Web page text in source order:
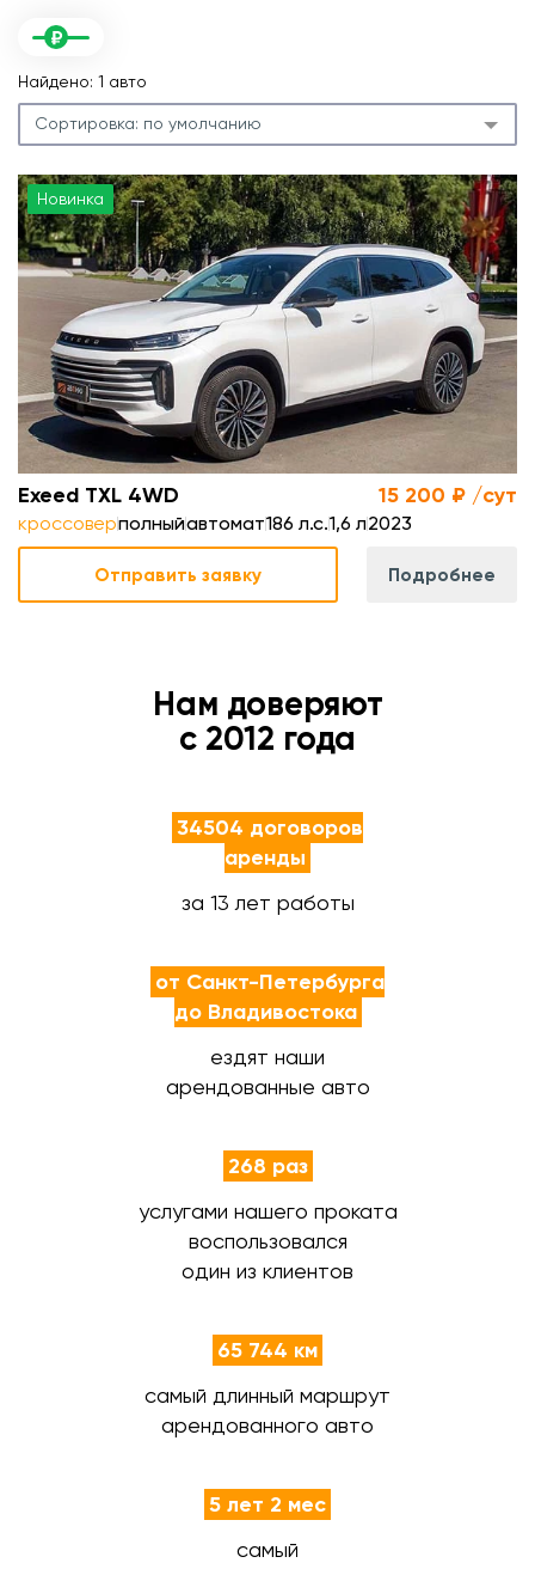
Найдено: 1 авто
Сортировка: по умолчанию
Новинка
Exeed TXL 4WD 15 200 ₽ /сут
кроссоверполныйавтомат186 л.с.1,6 л2023
Отправить заявку Подробнее
Нам доверяют
с 2012 года
34504 договоров
аренды
за 13 лет работы
от Санкт-Петербурга
до Владивостока
ездят наши
арендованные авто
268 раз
услугами нашего проката
воспользовался
один из клиентов
65 744 км
самый длинный маршрут
арендованного авто
5 лет 2 мес
самый